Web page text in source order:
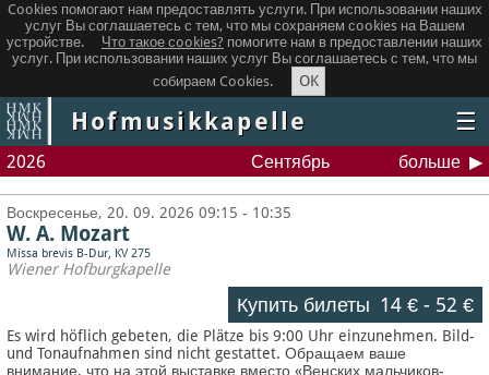
Cookies помогают нам предоставлять услуги. При использовании наших
услуг Вы соглашаетесь с тем, что мы сохраняем сookies на Вашем
устройстве.
Что такое сookies? помогите нам в предоставлении наших
услуг. При использовании наших услуг Вы соглашаетесь с тем, что мы
собираем Cookies.
OK
Hofmusikkapelle ☰
2026 Сентябрь больше
Воскресенье, 20. 09. 2026 09:15 - 10:35
W. A. Mozart
Missa brevis B-Dur, KV 275
Wiener Hofburgkapelle
Купить билеты 14 €- 52 €
Es wird höflich gebeten, die Plätze bis 9:00 Uhr einzunehmen. Bild-
und Tonaufnahmen sind nicht gestattet.Обращаем ваше
внимание, что на этой выставке вместо «Венских мальчиков-